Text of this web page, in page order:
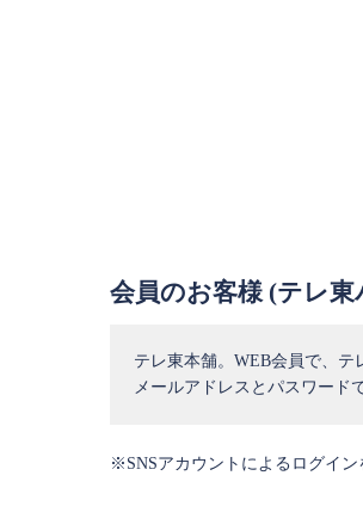
会員のお客様 (テレ東
テレ東本舗。WEB会員で、テ
メールアドレスとパスワード
※SNSアカウントによるログイン